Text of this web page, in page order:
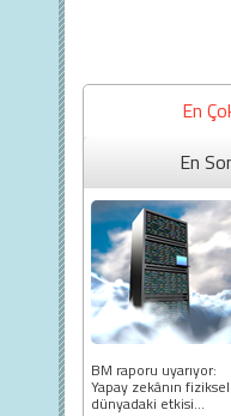
En
En
BM raporu uyarıyor:
Yapay zekânın fiziksel
dünyadaki etkisi...